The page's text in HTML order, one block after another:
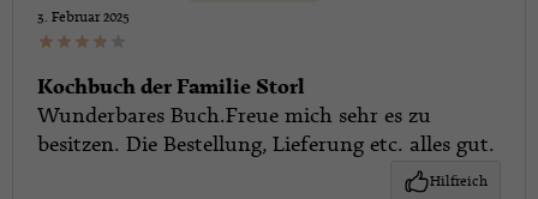
3. Februar 2025
Kochbuch der Familie Storl
Wunderbares Buch.Freue mich sehr es zu
besitzen. Die Bestellung, Lieferung etc. alles gut.
Hilfreich